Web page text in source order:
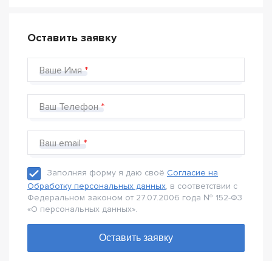
Оставить заявку
Ваше Имя
Ваш Телефон
Ваш email
Заполняя форму я даю своё Согласие на
Обработку персональных данных, в соответствии с
Федеральном законом от 27.07.2006 года № 152-Ф3
«О персональных данных».